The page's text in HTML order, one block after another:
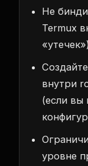
Не
Termux
внутри
(если вы
уровне